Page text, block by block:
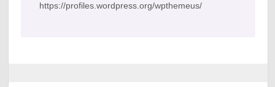
https://profiles.wordpress.org/wpthemeus/